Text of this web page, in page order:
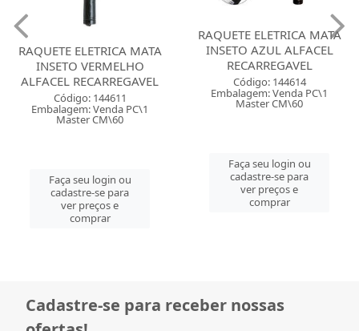
RAQUETE ELETRICA MATA
INSETO VERMELHO
ALFACEL RECARREGAVEL
Código: 144611
Embalagem: Venda PC\1
Master CM\60
Faça seu login ou
cadastre-se para
ver preços e
comprar
RAQUETE ELETRICA MATA
INSETO AZUL ALFACEL
RECARREGAVEL
Código: 144614
Embalagem: Venda PC\1
Master CM\60
Faça seu login ou
cadastre-se para
ver preços e
comprar
Cadastre-se para receber nossas